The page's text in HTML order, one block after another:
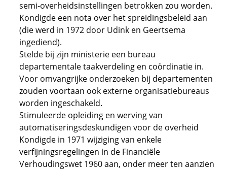
semi-overheidsinstellingen betrokken zou worden.
Kondigde een nota over het spreidingsbeleid aan
(die werd in 1972 door Udink en Geertsema
ingediend).
Stelde bij zijn ministerie een bureau
departementale taakverdeling en coördinatie in.
Voor omvangrijke onderzoeken bij departementen
zouden voortaan ook externe organisatiebureaus
worden ingeschakeld.
Stimuleerde opleiding en werving van
automatiseringsdeskundigen voor de overheid
Kondigde in 1971 wijziging van enkele
verfijningsregelingen in de Financiële
Verhoudingswet 1960 aan, onder meer ten aanzien